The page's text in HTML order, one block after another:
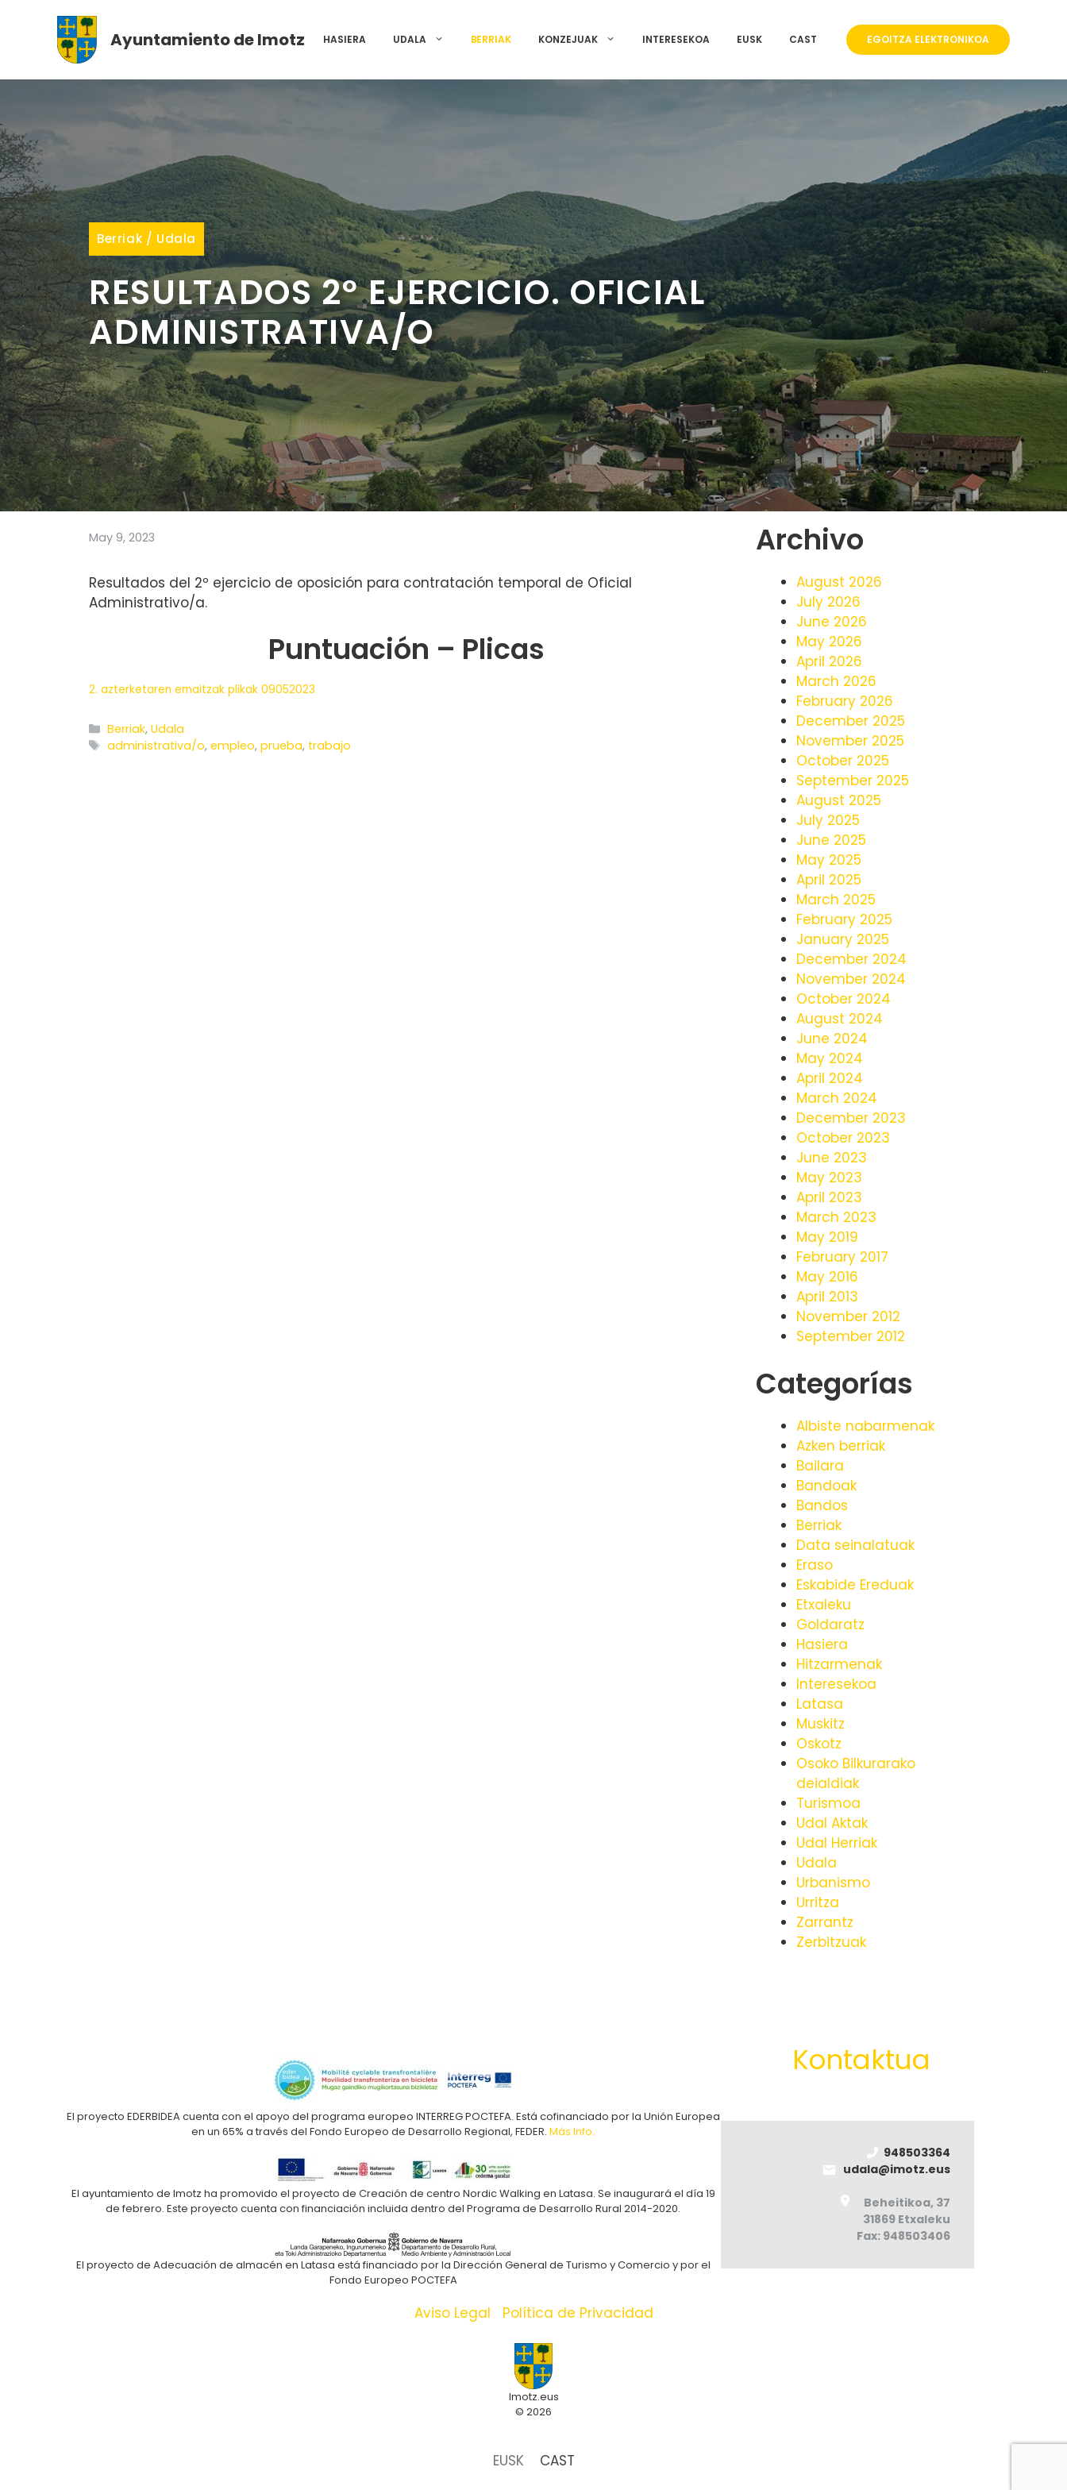
Ayuntamiento de Imotz HASIERA UDALA BERRIAK KONZEJUAK INTERESEKOA EUSK CAST EGOITZA ELEKTRONIKOA
Berriak / Udala
RESULTADOS 2º EJERCICIO. OFICIAL
ADMINISTRATIVA/O
May 9, 2023
Resultados del 2º ejercicio de oposición para contratación temporal de Oficial
Administrativo/a.
Puntuación – Plicas
2. azterketaren emaitzak plikak 09052023
Categories
Berriak,Udala
Tags
administrativa/o,empleo,prueba, trabajo
Archivo
August 2026
July 2026
June 2026
May 2026
April 2026
March 2026
February 2026
December 2025
November 2025
October 2025
September 2025
August 2025
July 2025
June 2025
May 2025
April 2025
March 2025
February 2025
January 2025
December 2024
November 2024
October 2024
August 2024
June 2024
May 2024
April 2024
March 2024
December 2023
October 2023
June 2023
May 2023
April 2023
March 2023
May 2019
February 2017
May 2016
April 2013
November 2012
September 2012
Categorías
Albiste nabarmenak
Azken berriak
Bailara
Bandoak
Bandos
Berriak
Data seinalatuak
Eraso
Eskabide Ereduak
Etxaleku
Goldaratz
Hasiera
Hitzarmenak
Interesekoa
Latasa
Muskitz
Oskotz
Osoko Bilkurarako
deialdiak
Turismoa
Udal Aktak
Udal Herriak
Udala
Urbanismo
Urritza
Zarrantz
Zerbitzuak
El proyecto EDERBIDEA cuenta con el apoyo del programa europeo INTERREG POCTEFA. Está cofinanciado por la Unión Europea
en un 65% a través del Fondo Europeo de Desarrollo Regional, FEDER. Más Info.
El ayuntamiento de Imotz ha promovido el proyecto de Creación de centro Nordic Walking en Latasa. Se inaugurará el día 19
de febrero. Este proyecto cuenta con financiación incluida dentro del Programa de Desarrollo Rural 2014-2020.
El proyecto de Adecuación de almacén en Latasa está financiado por la Dirección General de Turismo y Comercio y por el
Fondo Europeo POCTEFA
Kontaktua
948503364
udala@imotz.eus
Beheitikoa, 37
31869 Etxaleku
Fax: 948503406
Aviso Legal Política de Privacidad
Imotz.eus
© 2026
EUSK CAST